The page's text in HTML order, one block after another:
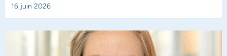
16 juin 2026